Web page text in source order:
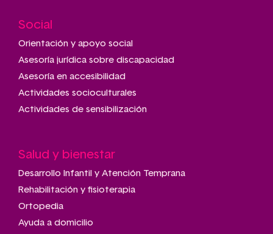
Main
navigation
Social
Orientación y apoyo social
Asesoría jurídica sobre discapacidad
Asesoría en accesibilidad
Actividades socioculturales
Actividades de sensibilización
Salud y bienestar
Desarrollo Infantil y Atención Temprana
Rehabilitación y fisioterapia
Ortopedia
Ayuda a domicilio